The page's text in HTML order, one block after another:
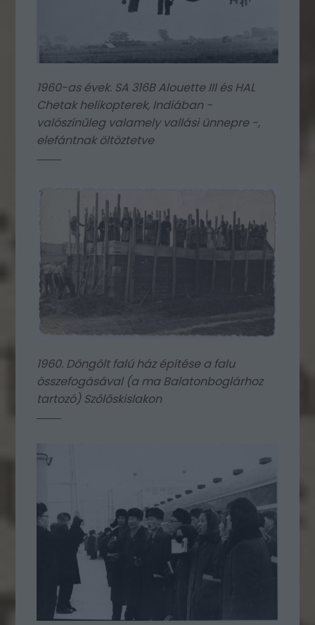
1960-as évek. SA 316B Alouette III és HAL
Chetak helikopterek, Indiában -
valószínűleg valamely vallási ünnepre -,
elefántnak öltöztetve
1960. Döngölt falú ház építése a falu
összefogásával (a ma Balatonboglárhoz
tartozó) Szőlőskislakon